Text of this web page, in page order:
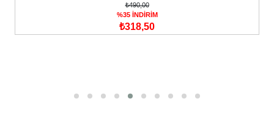
₺490,00
%35 İNDİRİM
₺318,50